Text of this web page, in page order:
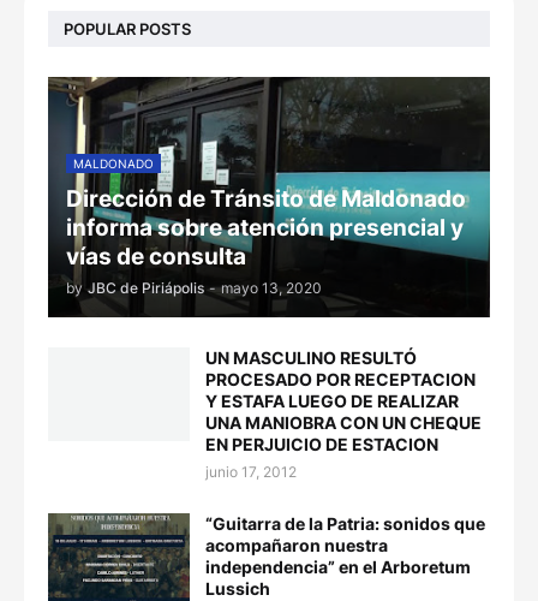
POPULAR POSTS
MALDONADO
Dirección de Tránsito de Maldonado
informa sobre atención presencial y
vías de consulta
by JBC de Piriápolis - mayo 13, 2020
UN MASCULINO RESULTÓ
PROCESADO POR RECEPTACION
Y ESTAFA LUEGO DE REALIZAR
UNA MANIOBRA CON UN CHEQUE
EN PERJUICIO DE ESTACION
junio 17, 2012
“Guitarra de la Patria: sonidos que
acompañaron nuestra
independencia” en el Arboretum
Lussich